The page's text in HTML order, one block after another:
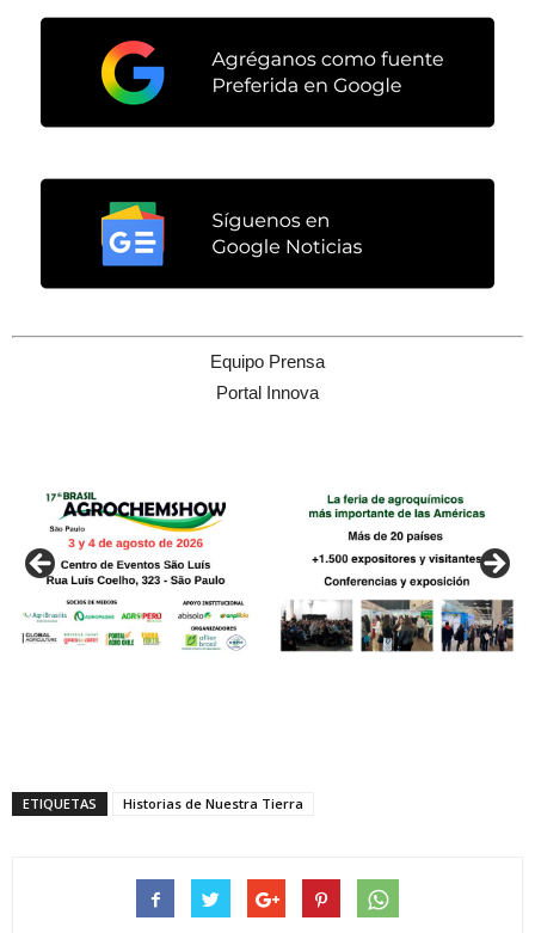
Equipo Prensa
Portal Innova
ETIQUETAS Historias de Nuestra Tierra